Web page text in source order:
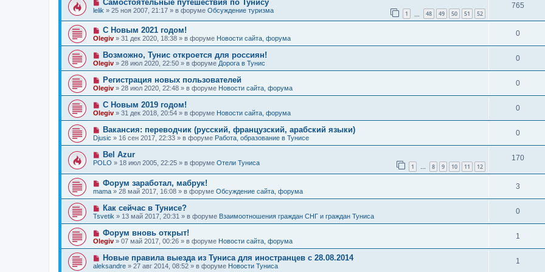
н
и
б
щ
е
н
и
е
е
с
о
о
б
щ
е
и
е
о
в
о
е
с
о
о
б
щ
е
и
е
Самостоятельные путешествия по Тунису
lelik » 25 ноя 2007, 21:17 » в форуме Обсуждение туризма 1 48 49 50 51 52
765
Н
о
о
е
с
о
б
щ
е
н
и
С Новым 2021 годом!
Olegiv » 31 дек 2020, 18:38 » в форуме Новости сайта, форума
0
Н
о
о
е
с
о
о
б
щ
е
н
и
е
Возможно, Тунис откроется для россиян!
Olegiv » 28 июл 2020, 22:50 » в форуме Дорога в Тунис
0
Н
о
е
с
о
б
щ
е
н
и
е
Регистрация новых пользователей
Olegiv » 28 июл 2020, 22:48 » в форуме Новости сайта, форума
0
Н
о
о
е
с
о
б
е
н
и
е
С Новым 2019 годом!
Olegiv » 31 дек 2018, 20:54 » в форуме Новости сайта, форума
0
Н
о
о
е
с
о
б
щ
е
и
е
Вакансия: переводчик (русский, французский, арабский языки)
Djusic » 16 сен 2017, 22:33 » в форуме Работа, образование в Тунисе
0
Н
о
о
е
с
о
б
щ
е
н
и
е
Bel Azur
POLO » 18 июл 2005, 22:25 » в форуме Отели Туниса 1 … 8 9 10 11 12
170
Н
о
в
о
е
с
о
о
б
щ
е
н
и
Форум заработал, мабрук!
mama » 28 май 2017, 16:08 » в форуме Обсуждение сайта, форума
3
Н
о
в
е
с
о
б
Как сейчас в Тунисе?
Tsvetik » 13 май 2017, 20:31 » в форуме Взаимоотношения граждан СНГ и граждан Туниса
0
Н
о
в
о
е
с
Форум вновь открыт!
Olegiv » 07 май 2017, 00:26 » в форуме Новости сайта, форума
1
Н
о
Новые правила выезда из Туниса для иностранцев с 28.08.2014
aleksandre » 27 авг 2014, 08:52 » в форуме Новости Туниса
1